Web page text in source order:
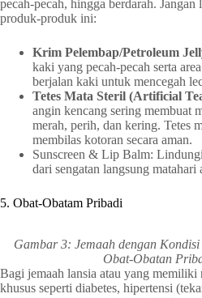
pecah-pecah, hingga berdarah. Jangan
produk-produk ini:
Krim Pelembap/Petroleum
kaki yang pecah-pecah serta
berjalan kaki untuk mencegah
Tetes Mata Steril (Artificial
angin kencang sering membuat
merah, perih, dan kering. Tetes
membilas kotoran secara aman.
Sunscreen & Lip Balm:
dari sengatan langsung matahari
5. Obat-Obatam Pribadi
Gambar 3: Jemaah dengan
Obat-Obatan
Bagi jemaah lansia atau yang
khusus seperti diabetes, hipertensi